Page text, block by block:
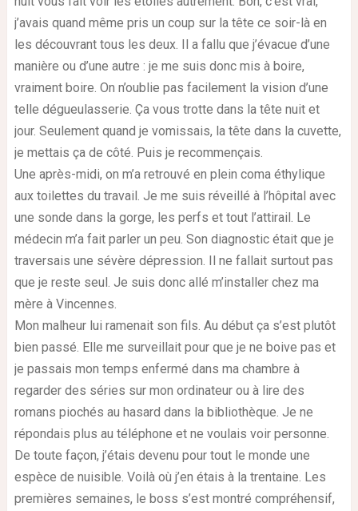
j’avais quand même pris un coup sur la tête ce soir-là en
les découvrant tous les deux. Il a fallu que j’évacue d’une
manière ou d’une autre : je me suis donc mis à boire,
vraiment boire. On n’oublie pas facilement la vision d’une
telle dégueulasserie. Ça vous trotte dans la tête nuit et
jour. Seulement quand je vomissais, la tête dans la cuvette,
je mettais ça de côté. Puis je recommençais.
Une après-midi, on m’a retrouvé en plein coma éthylique
aux toilettes du travail. Je me suis réveillé à l’hôpital avec
une sonde dans la gorge, les perfs et tout l’attirail. Le
médecin m’a fait parler un peu. Son diagnostic était que je
traversais une sévère dépression. Il ne fallait surtout pas
que je reste seul. Je suis donc allé m’installer chez ma
mère à Vincennes.
Mon malheur lui ramenait son fils. Au début ça s’est plutôt
bien passé. Elle me surveillait pour que je ne boive pas et
je passais mon temps enfermé dans ma chambre à
regarder des séries sur mon ordinateur ou à lire des
romans piochés au hasard dans la bibliothèque. Je ne
répondais plus au téléphone et ne voulais voir personne.
De toute façon, j’étais devenu pour tout le monde une
espèce de nuisible. Voilà où j’en étais à la trentaine. Les
premières semaines, le boss s’est montré compréhensif,